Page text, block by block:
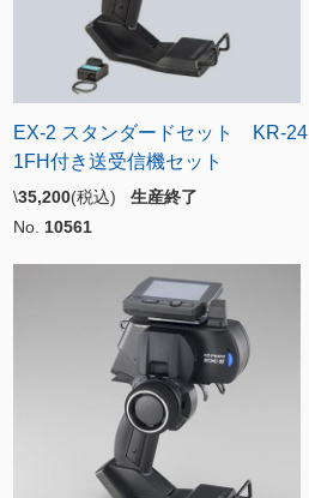
EX-2 スタンダードセット KR-24
1FH付き送受信機セット
\35,200(税込) 生産終了
No. 10561